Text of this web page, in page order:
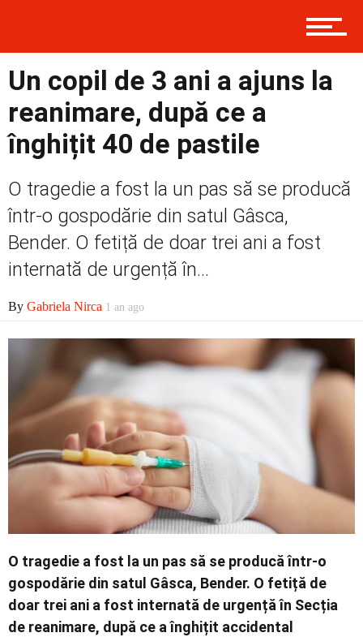
Externe
Contact
Un copil de 3 ani a ajuns la
reanimare, după ce a
înghițit 40 de pastile
O tragedie a fost la un pas să se producă
într-o gospodărie din satul Gâsca,
Bender. O fetiță de doar trei ani a fost
internată de urgență în...
By Gabriela Nirca 1 an ago
O tragedie a fost la un pas să se producă într-o
gospodărie din satul Gâsca, Bender. O fetiță de
doar trei ani a fost internată de urgență în Secția
de reanimare, după ce a înghițit accidental